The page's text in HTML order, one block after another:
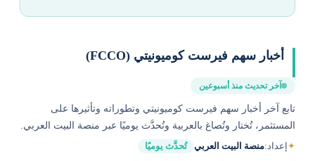
أخبار سهم فيرست كوميونيتي (FCCO)
آخر تحديث منذ أسبوعين
تابع آخر أخبار سهم فيرست كوميونيتي وتطوراته وتأثيرها على
المستثمر، تُختار وتُصاغ بالعربية وتُحدَّث يوميًا عبر منصة البيت العربي.
✦إعداد:منصة البيت العربي تُحدَّث يوميًا